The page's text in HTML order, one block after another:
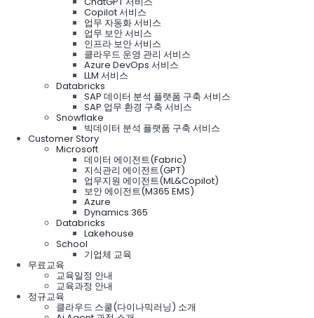
Copilot 서비스
업무 자동화 서비스
업무 보안 서비스
인프라 보안 서비스
클라우드 운영 관리 서비스
Azure DevOps 서비스
LLM 서비스
Databricks
SAP 데이터 분석 플랫폼 구축 서비스
SAP 업무 환경 구축 서비스
Snowflake
빅데이터 분석 플랫폼 구축 서비스
Customer Story
Microsoft
데이터 에이전트(Fabric)
지식관리 에이전트(GPT)
업무지원 에이전트(ML&Copilot)
보안 에이전트(M365 EMS)
Azure
Dynamics 365
Databricks
Lakehouse
School
기업체 교육
무료교육
교육일정 안내
교육과정 안내
정규교육
클라우드 스쿨(다이나믹러닝) 소개